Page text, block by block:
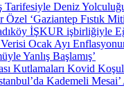
Tarifesiyle Deniz
Özel ‘Gaziantep Fıstık
İŞKUR işbirliğiyle
Ocak Ayı
Yanlış Başlamış’
Kutlamaları Kovid
Kademeli Mesai’